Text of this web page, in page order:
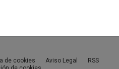
de cookies Aviso Legal
RSS